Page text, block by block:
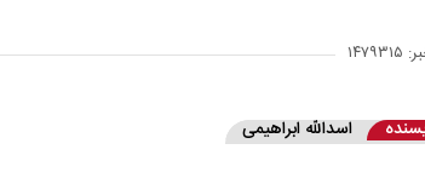
اسدالله ابراهیمی